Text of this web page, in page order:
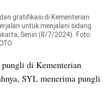
gratifikasi di Kementerian
untuk menjalani sidang
Senin (8/7/2024). Foto:
di Kementerian
SYL menerima pungli